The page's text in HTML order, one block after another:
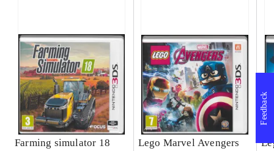
Farming simulator 18
Lego Marvel Avengers
Feedback